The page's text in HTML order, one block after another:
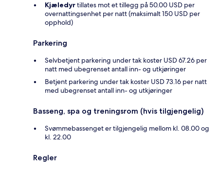
Kjæledyrtillates mot et tillegg på 50.00 USD per
overnattingsenhet per natt (maksimalt 150 USD per
opphold)
Parkering
Selvbetjent parkering under tak koster USD 67.26 per
natt med ubegrenset antall inn- og utkjøringer
Betjent parkering under tak koster USD 73.16 per natt
med ubegrenset antall inn- og utkjøringer
Basseng, spa og treningsrom (hvis tilgjengelig)
Svømmebassenget er tilgjengelig mellom kl. 08.00 og
kl. 22.00
Regler